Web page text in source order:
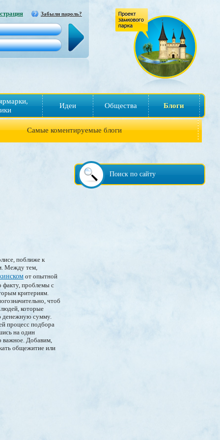
Забыли пароль?
Идеи Общества Блоги
Самые коментируемые блоги
Поиск по сайту
поближе к
Между тем,
от опытной
факту, проблемы с
критериям.
чтоб
которые
денежную сумму.
процесс подбора
на один
важное. Добавим,
общежитие или